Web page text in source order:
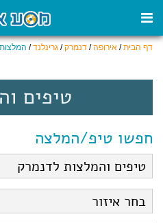
דף הבית/ אירופה/ דנמרק/ גרינלנד/ המלצות
טיפים
חפשו טיפ/המלצה